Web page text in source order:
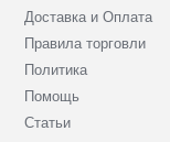
Доставка и Оплата
Правила торговли
Политика
Помощь
Статьи